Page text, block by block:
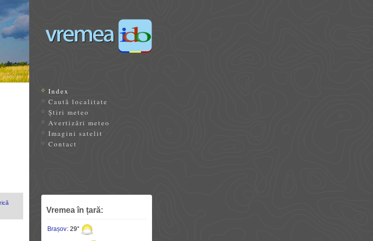
Index
Caută localitate
Știri meteo
Avertizări meteo
Imagini satelit
Contact
Vremea în țară:
Brașov: 29°